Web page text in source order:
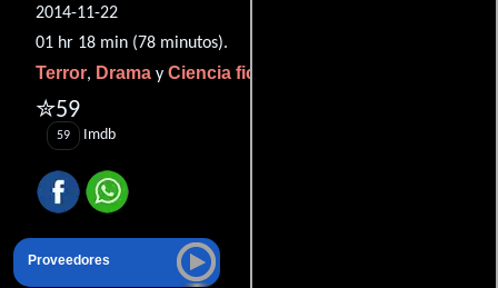
2014-11-22
01 hr 18 min (78 minutos).
Terror, Drama y Ciencia ficción
✮59
59 Imdb
Proveedores